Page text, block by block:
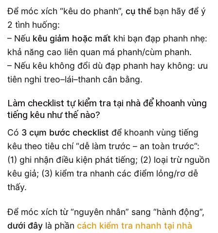
Để móc xích “kêu do phanh”, cụ thể bạn hãy để ý
2 tình huống:
– Nếu kêu giảm hoặc mất khi bạn đạp phanh nhẹ:
khả năng cao liên quan má phanh/cùm phanh.
– Nếu kêu không đổi dù đạp phanh hay không: ưu
tiên nghi treo–lái–thanh cân bằng.
Làm checklist tự kiểm tra tại nhà để khoanh vùng
tiếng kêu như thế nào?
Có 3 cụm bước checklist để khoanh vùng tiếng
kêu theo tiêu chí “dễ làm trước – an toàn trước”:
(1) ghi nhận điều kiện phát tiếng; (2) loại trừ nguồn
kêu giả; (3) kiểm tra nhanh các điểm lỏng/rơ dễ
thấy.
Để móc xích từ “nguyên nhân” sang “hành động”,
dưới đây là phần cách kiểm tra nhanh tại nhà